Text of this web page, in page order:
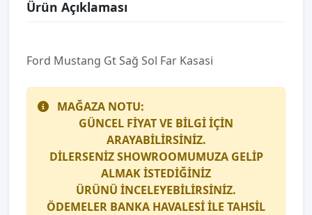
Ürün Açıklaması
Ford Mustang Gt Sağ Sol Far Kasasi
MAĞAZA NOTU:
GÜNCEL FİYAT VE BİLGİ İÇİN
ARAYABİLİRSİNİZ.
DİLERSENİZ SHOWROOMUMUZA GELİP
ALMAK İSTEDİĞİNİZ
ÜRÜNÜ İNCELEYEBİLİRSİNİZ.
ÖDEMELER BANKA HAVALESİ İLE TAHSİL